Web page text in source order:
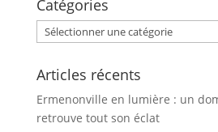
Catégories
Catégories
Articles récents
Ermenonville en lumière : un
retrouve tout son éclat